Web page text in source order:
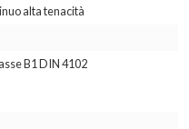
alta tenacità
B1 DIN 4102